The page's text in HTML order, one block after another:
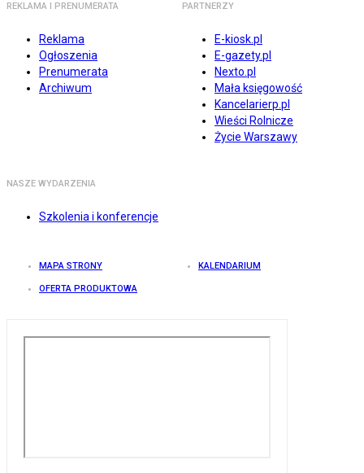
REKLAMA I PRENUMERATA
Reklama
Ogłoszenia
Prenumerata
Archiwum
PARTNERZY
E-kiosk.pl
E-gazety.pl
Nexto.pl
Mała księgowość
Kancelarierp.pl
Wieści Rolnicze
Życie Warszawy
NASZE WYDARZENIA
Szkolenia i konferencje
MAPA STRONY KALENDARIUM
OFERTA PRODUKTOWA